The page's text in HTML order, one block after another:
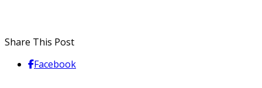
Share This Post
Facebook